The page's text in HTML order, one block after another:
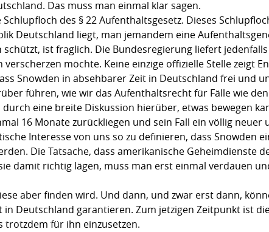
Das muss man einmal klar sagen.
des § 22 Aufenthaltsgesetz. Dieses
Deutschland liegt, man jemandem eine
ist fraglich. Die Bundesregierung liefert
möchte. Keine einzige offizielle Stelle zeigt
Snowden in absehbarer Zeit in Deutschland frei und
führen, wie wir das Aufenthaltsrecht für Fälle wie
eine breite Diskussion hierüber, etwas bewegen
16 Monate zurückliegen und sein Fall ein völlig neuer
Interesse von uns so zu definieren, dass Snowden
Die Tatsache, dass amerikanische Geheimdienste
damit richtig lägen, muss man erst einmal verdauen
aber finden wird. Und dann, und zwar erst dann,
Deutschland garantieren. Zum jetzigen Zeitpunkt ist
für ihn einzusetzen.